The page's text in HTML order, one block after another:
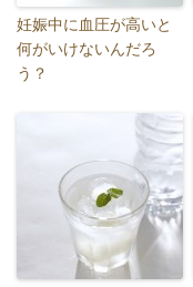
妊娠中に血圧が高いと
何がいけないんだろ
う？